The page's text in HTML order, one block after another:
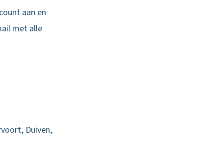
aan en
met alle
Duiven,